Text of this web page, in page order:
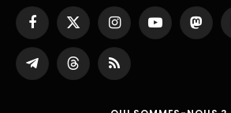
Facebook
X
(Twitter)
InstagramYouTube
Partager
sur
ThreadsRSS